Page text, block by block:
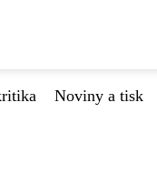
Noviny a tisk